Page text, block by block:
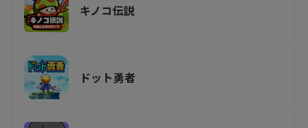
キノコ伝説
ドット勇者